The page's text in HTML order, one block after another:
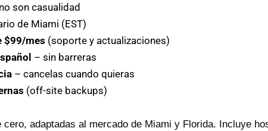
son casualidad
de Miami (EST)
$99/mes (soporte y actualizaciones)
– sin barreras
– cancelas cuando quieras
(off-site backups)
adaptadas al mercado de Miami y Florida. Incluye